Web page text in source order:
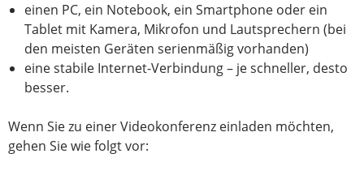
einen PC, ein Notebook, ein Smartphone oder ein
Tablet mit Kamera, Mikrofon und Lautsprechern (bei
den meisten Geräten serienmäßig vorhanden)
eine stabile Internet-Verbindung – je schneller, desto
besser.
Wenn Sie zu einer Videokonferenz einladen möchten,
gehen Sie wie folgt vor: